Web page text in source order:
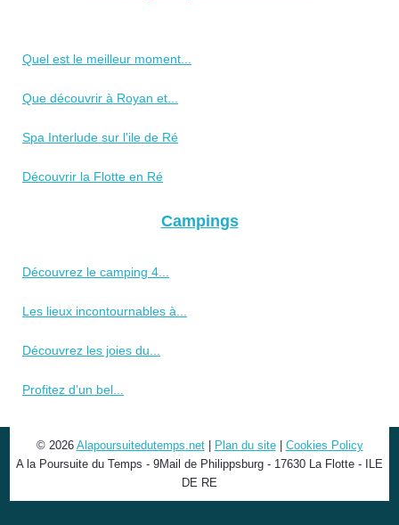
Quel est le meilleur moment...
Que découvrir à Royan et...
Spa Interlude sur l'ile de Ré
Découvrir la Flotte en Ré
Campings
Découvrez le camping 4...
Les lieux incontournables à...
Découvrez les joies du...
Profitez d’un bel...
© 2026 Alapoursuitedutemps.net| Plan du site| Cookies Policy
A la Poursuite du Temps - 9Mail de Philippsburg - 17630 La Flotte - ILE
DE RE